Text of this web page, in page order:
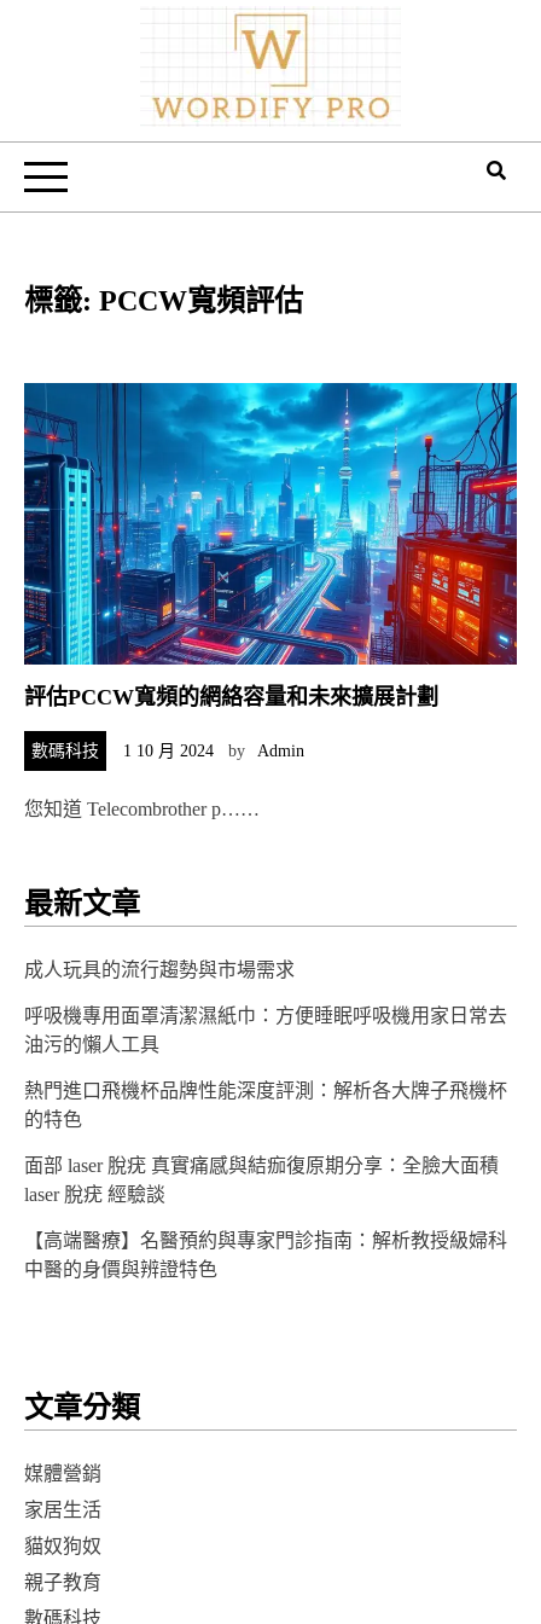
Wordify Pro
標籤: PCCW寬頻評估
評估PCCW寬頻的網絡容量和未來擴展計劃
數碼科技 1 10 月 2024 by Admin
您知道 Telecombrother p……
最新文章
成人玩具的流行趨勢與市場需求
呼吸機專用面罩清潔濕紙巾：方便睡眠呼吸機用家日常去
油污的懶人工具
熱門進口飛機杯品牌性能深度評測：解析各大牌子飛機杯
的特色
面部 laser 脫疣 真實痛感與結痂復原期分享：全臉大面積
laser 脫疣 經驗談
【高端醫療】名醫預約與專家門診指南：解析教授級婦科
中醫的身價與辨證特色
文章分類
媒體營銷
家居生活
貓奴狗奴
親子教育
數碼科技